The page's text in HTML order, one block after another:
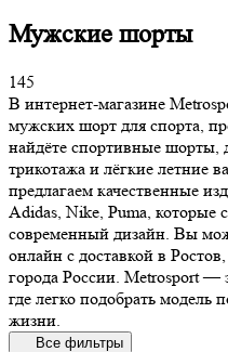
Мужские шорты
145
В интернет-магазине
мужских шорт для спорта,
найдёте спортивные
трикотажа и лёгкие летние
предлагаем качественные
Adidas, Nike, Puma, которые
современный дизайн. Вы
онлайн с доставкой в
города России. Metrosport —
где легко подобрать модель
жизни.
Все фильтры